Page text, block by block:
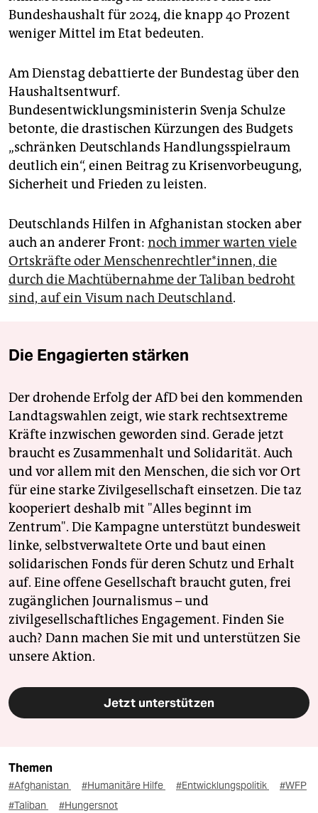
Bundeshaushalt für 2024, die knapp 40 Prozent
weniger Mittel im Etat bedeuten.
Am Dienstag debattierte der Bundestag über den
Haushaltsentwurf.
Bundesentwicklungsministerin Svenja Schulze
betonte, die drastischen Kürzungen des Budgets
„schränken Deutschlands Handlungsspielraum
deutlich ein“, einen Beitrag zu Krisenvorbeugung,
Sicherheit und Frieden zu leisten.
Deutschlands Hilfen in Afghanistan stocken aber
auch an anderer Front: noch immer warten viele
Ortskräfte oder Menschenrechtler*innen, die
durch die Machtübernahme der Taliban bedroht
sind, auf ein Visum nach Deutschland.
Die Engagierten stärken
Der drohende Erfolg der AfD bei den kommenden
Landtagswahlen zeigt, wie stark rechtsextreme
Kräfte inzwischen geworden sind. Gerade jetzt
braucht es Zusammenhalt und Solidarität. Auch
und vor allem mit den Menschen, die sich vor Ort
für eine starke Zivilgesellschaft einsetzen. Die taz
kooperiert deshalb mit "Alles beginnt im
Zentrum". Die Kampagne unterstützt bundesweit
linke, selbstverwaltete Orte und baut einen
solidarischen Fonds für deren Schutz und Erhalt
auf. Eine offene Gesellschaft braucht guten, frei
zugänglichen Journalismus – und
zivilgesellschaftliches Engagement. Finden Sie
auch? Dann machen Sie mit und unterstützen Sie
unsere Aktion.
Jetzt unterstützen
Themen
#Afghanistan #Humanitäre Hilfe #Entwicklungspolitik
#WFP
#Taliban
#Hungersnot